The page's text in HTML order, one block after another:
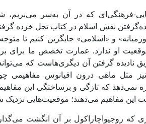
فرهنگی‌ای که در آن به‌سر می‌بریم،
نقش اسلام در کتاب تجل خرده
و «اسلامی» جایگزین کنیم تا
موقعیت او ندارد. عمارت تخصص ما برای
نادیده گرفتن آن دیگری‌هاست که
مثل ماهی درون اقیانوس مفاهیمی
که تازگی و برساختگی این مفاهیم
این مفاهیم می‌دهند؛ موقعیت‌هایی
که روجیواچاراکول بر آن انگشت